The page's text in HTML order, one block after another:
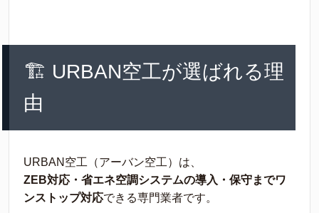
🏗 URBAN空工が選ばれる理
由
URBAN空工（アーバン空工）は、
ZEB対応・省エネ空調システムの導入・保守までワ
ンストップ対応できる専門業者です。